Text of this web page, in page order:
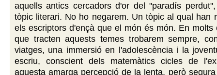
aquells antics cercadors d'or del "paradís
tòpic literari. No ho negarem. Un tòpic al qual han
els escriptors d'ençà que el món és món. En molts
que tracten aquests temes trobarem sempre,
viatges, una immersió en l'adolescència i la
escriu, conscient dels matemàtics cicles de
aquesta amarga percepció de la lenta, però